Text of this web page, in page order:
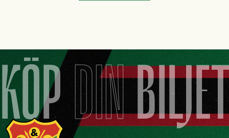
KÖPDIN